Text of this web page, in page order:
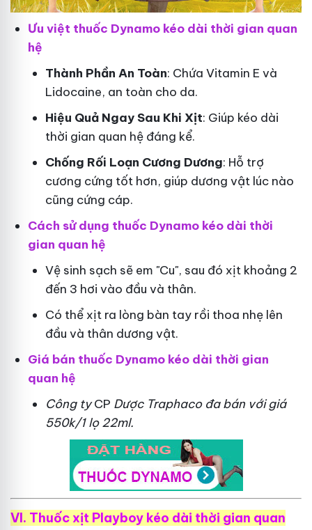
Ưu việt thuốc Dynamo kéo dài thời gian quan
hệ
Thành Phần An Toàn: Chứa Vitamin E và
Lidocaine, an toàn cho da.
Hiệu Quả Ngay Sau Khi Xịt: Giúp kéo dài
thời gian quan hệ đáng kể.
Chống Rối Loạn Cương Dương: Hỗ trợ
cương cứng tốt hơn, giúp dương vật lúc nào
cũng cứng cáp.
Cách sử dụng thuốc Dynamo kéo dài thời
gian quan hệ
Vệ sinh sạch sẽ em "Cu", sau đó xịt khoảng 2
đến 3 hơi vào đầu và thân.
Có thể xịt ra lòng bàn tay rồi thoa nhẹ lên
đầu và thân dương vật.
Giá bán thuốc Dynamo kéo dài thời gian
quan hệ
Công tyCP Dược Traphacođa bán với giá
550k/1 lọ 22ml.
VI. Thuốc xịt Playboy kéo dài thời gian quan